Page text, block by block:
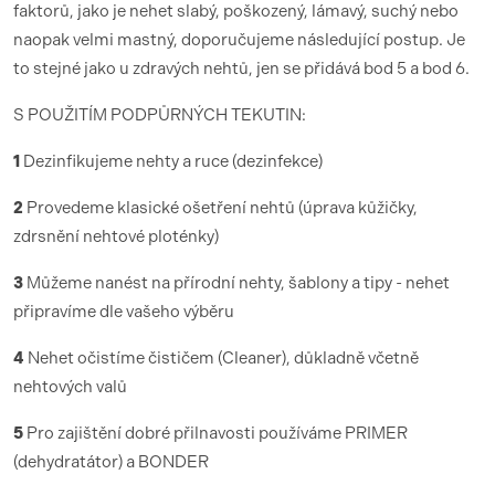
faktorů, jako je nehet slabý, poškozený, lámavý, suchý nebo
naopak velmi mastný, doporučujeme následující postup. Je
to stejné jako u zdravých nehtů, jen se přidává bod 5 a bod 6.
S POUŽITÍM PODPŮRNÝCH TEKUTIN:
1 Dezinfikujeme nehty a ruce (dezinfekce)
2 Provedeme klasické ošetření nehtů (úprava kůžičky,
zdrsnění nehtové ploténky)
3 Můžeme nanést na přírodní nehty, šablony a tipy - nehet
připravíme dle vašeho výběru
4 Nehet očistíme čističem (Cleaner), důkladně včetně
nehtových valů
5 Pro zajištění dobré přilnavosti používáme PRIMER
(dehydratátor) a BONDER